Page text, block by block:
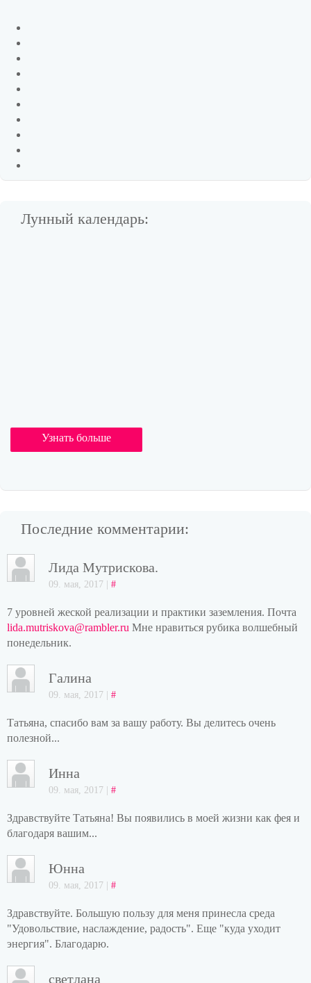
Лунный календарь:
Узнать больше
Последние комментарии:
Лида Мутрискова.
09. мая, 2017 | #
7 уровней жеской реализации и практики заземления. Почта
lida.mutriskova@rambler.ru Мне нравиться рубика волшебный
понедельник.
Галина
09. мая, 2017 | #
Татьяна, спасибо вам за вашу работу. Вы делитесь очень
полезной...
Инна
09. мая, 2017 | #
Здравствуйте Татьяна! Вы появились в моей жизни как фея и
благодаря вашим...
Юнна
09. мая, 2017 | #
Здравствуйте. Большую пользу для меня принесла среда
"Удовольствие, наслаждение, радость". Еще "куда уходит
энергия". Благодарю.
светлана